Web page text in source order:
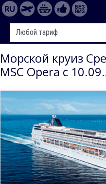
Морской круиз
MSC Opera с